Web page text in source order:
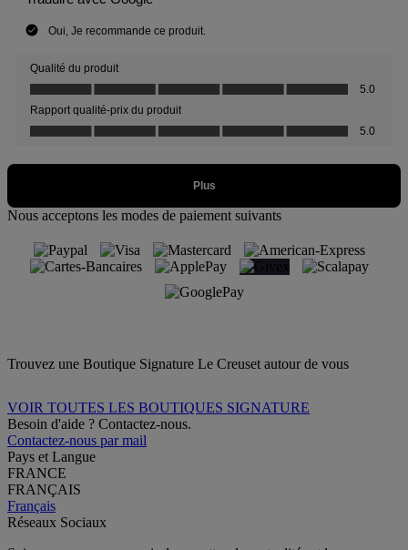
Nous acceptons les modes de paiement suivants
Trouvez une Boutique Signature Le Creuset autour de vous
VOIR TOUTES LES BOUTIQUES SIGNATURE
Besoin d'aide ? Contactez-nous.
Contactez-nous par mail
Pays et Langue
FRANCE
FRANÇAIS
Français
Réseaux Sociaux